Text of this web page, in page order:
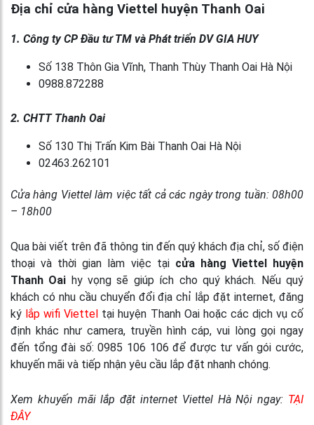
Địa chỉ cửa hàng Viettel huyện Thanh Oai
1. Công ty CP Đầu tư TM và Phát triển DV GIA HUY
Số 138 Thôn Gia Vĩnh, Thanh Thùy Thanh Oai Hà Nội
0988.872288
2. CHTT Thanh Oai
Số 130 Thị Trấn Kim Bài Thanh Oai Hà Nội
02463.262101
Cửa hàng Viettel làm việc tất cả các ngày trong tuần: 08h00
– 18h00
Qua bài viết trên đã thông tin đến quý khách địa chỉ, số điện
thoại và thời gian làm việc tại cửa hàng Viettel huyện
Thanh Oai hy vọng sẽ giúp ích cho quý khách. Nếu quý
khách có nhu cầu chuyển đổi địa chỉ lắp đặt internet, đăng
ký lắp wifi Viettel tại huyện Thanh Oai hoặc các dịch vụ cố
định khác như camera, truyền hình cáp, vui lòng gọi ngay
đến tổng đài số: 0985 106 106 để được tư vấn gói cước,
khuyến mãi và tiếp nhận yêu cầu lắp đặt nhanh chóng.
Xem khuyến mãi lắp đặt internet Viettel Hà Nội ngay: TẠI
ĐÂY